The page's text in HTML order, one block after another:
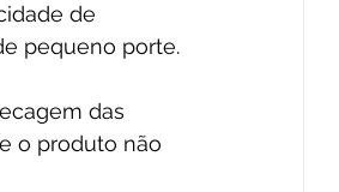
de
pequeno porte.
das
o produto não